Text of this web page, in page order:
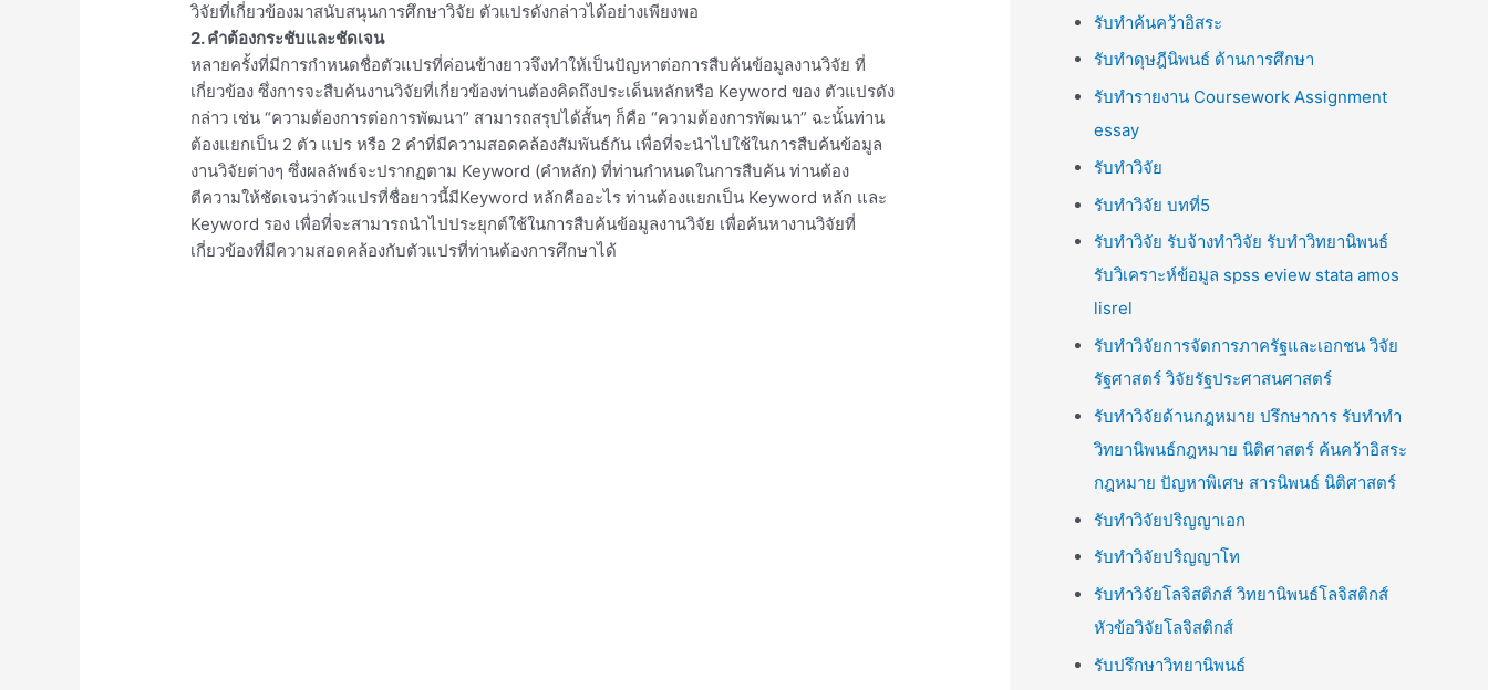
วิจัยที่เกี่ยวข้องมาสนับสนุนการศึกษาวิจัย ตัวแปรดังกล่าวได้อย่างเพียงพอ
2. คำต้องกระชับและชัดเจน
หลายครั้งที่มีการกำหนดชื่อตัวแปรที่ค่อนข้างยาวจึงทำให้เป็นปัญหาต่อการสืบค้นข้อมูลงานวิจัย ที่
เกี่ยวข้อง ซึ่งการจะสืบค้นงานวิจัยที่เกี่ยวข้องท่านต้องคิดถึงประเด็นหลักหรือ Keyword ของ ตัวแปรดัง
กล่าว เช่น “ความต้องการต่อการพัฒนา” สามารถสรุปได้สั้นๆ ก็คือ “ความต้องการพัฒนา” ฉะนั้นท่าน
ต้องแยกเป็น 2 ตัว แปร หรือ 2 คำที่มีความสอดคล้องสัมพันธ์กัน เพื่อที่จะนำไปใช้ในการสืบค้นข้อมูล
งานวิจัยต่างๆ ซึ่งผลลัพธ์จะปรากฏตาม Keyword (คำหลัก) ที่ท่านกำหนดในการสืบค้น ท่านต้อง
ตีความให้ชัดเจนว่าตัวแปรที่ชื่อยาวนี้มีKeyword หลักคืออะไร ท่านต้องแยกเป็น Keyword หลัก และ
Keyword รอง เพื่อที่จะสามารถนำไปประยุกต์ใช้ในการสืบค้นข้อมูลงานวิจัย เพื่อค้นหางานวิจัยที่
เกี่ยวข้องที่มีความสอดคล้องกับตัวแปรที่ท่านต้องการศึกษาได้
รับทำค้นคว้าอิสระ
รับทำดุษฎีนิพนธ์ ด้านการศึกษา
รับทำรายงาน Coursework Assignment
essay
รับทำวิจัย
รับทำวิจัย บทที่5
รับทำวิจัย รับจ้างทำวิจัย รับทำวิทยานิพนธ์
รับวิเคราะห์ข้อมูล spss eview stata amos
lisrel
รับทำวิจัยการจัดการภาครัฐและเอกชน วิจัย
รัฐศาสตร์ วิจัยรัฐประศาสนศาสตร์
รับทำวิจัยด้านกฎหมาย ปรึกษาการ รับทำทำ
วิทยานิพนธ์กฎหมาย นิติศาสตร์ ค้นคว้าอิสระ
กฎหมาย ปัญหาพิเศษ สารนิพนธ์ นิติศาสตร์
รับทำวิจัยปริญญาเอก
รับทำวิจัยปริญญาโท
รับทำวิจัยโลจิสติกส์ วิทยานิพนธ์โลจิสติกส์
หัวข้อวิจัยโลจิสติกส์
รับปรึกษาวิทยานิพนธ์